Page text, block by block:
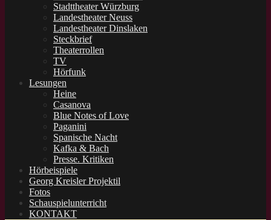
Stadttheater Würzburg
Landestheater Neuss
Landestheater Dinslaken
Steckbrief
Theaterrollen
TV
Hörfunk
Lesungen
Heine
Casanova
Blue Notes of Love
Paganini
Spanische Nacht
Kafka & Bach
Presse. Kritiken
Hörbeispiele
Georg Kreisler Projektil
Fotos
Schauspielunterricht
KONTAKT